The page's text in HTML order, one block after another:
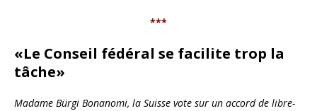
***
«Le Conseil fédéral se facilite trop la
tâche»
Madame Bürgi Bonanomi, la Suisse vote sur un accord de libre-